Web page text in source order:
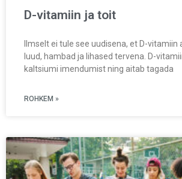
D-vitamiin ja toit
Ilmselt ei tule see uudisena, et D-vitamiin
luud, hambad ja lihased tervena. D-
kaltsiumi imendumist ning aitab tagada
ROHKEM »